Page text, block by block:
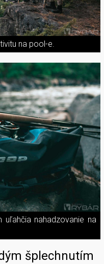
na pool-e.
uľahčia nahadzovanie na
šplechnutím